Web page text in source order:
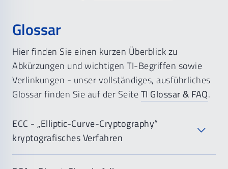
inkl. Vertraulichkeitsvereinbarungen
Dokumentierte Aufgaben, Zuständigkeiten und
Zugriffsrechte
Regelmäßige Schulungen zur IT-Sicherheit
(mindestens jährlich)
Sensibilisierung der Praxisleitung für
Informationssicherheit
Glossar
Hier finden Sie einen kurzen Überblick zu
Abkürzungen und wichtigen TI-Begriffen sowie
Verlinkungen - unser vollständiges, ausführliches
Glossar finden Sie auf der SeiteTI Glossar & FAQ.
ECC - „Elliptic-Curve-Cryptography“
kryptografisches Verfahren